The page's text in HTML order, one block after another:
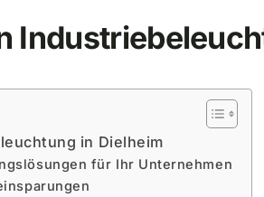
in Dielheim
für Ihr Unternehmen